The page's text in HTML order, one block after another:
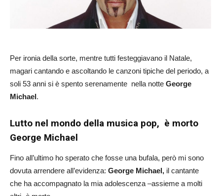
Per ironia della sorte, mentre tutti festeggiavano il Natale,
magari cantando e ascoltando le canzoni tipiche del periodo, a
soli 53 anni si è spento serenamente nella notte George
Michael.
Lutto nel mondo della musica pop, è morto
George Michael
Fino all’ultimo ho sperato che fosse una bufala, però mi sono
dovuta arrendere all’evidenza: George Michael, il cantante
che ha accompagnato la mia adolescenza –assieme a molti